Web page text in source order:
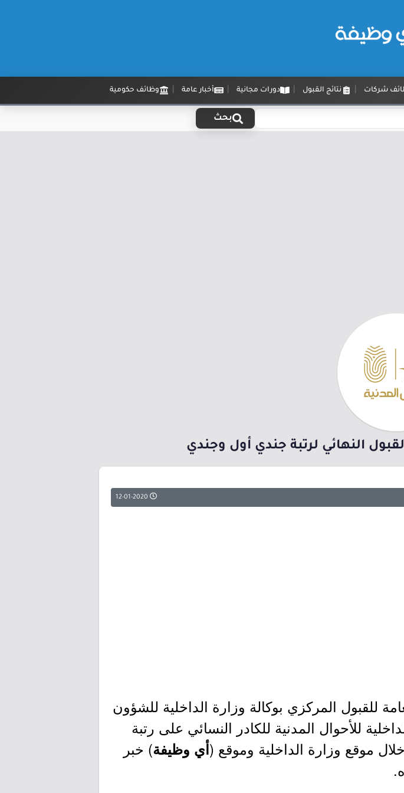
شركات نتائج القبول دورات مجانية أخبار عامة وظائف حكومية
بحث
النهائي لرتبة جندي أول وجندي
للقبول المركزي بوكالة وزارة الداخلية للشؤون
للأحوال المدنية للكادر النسائي على رتبة
موقع وزارة الداخلية وموقع (أي وظيفة) خبر